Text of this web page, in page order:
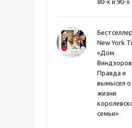
80-х и 90-х
New York
«Дом
Правда и
вымысел о
жизни
семьи»